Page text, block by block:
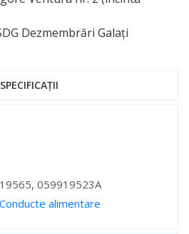
Dezmembrări Galați
SPECIFICAȚII
059919523A
Conducte alimentare